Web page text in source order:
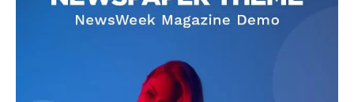
AIN NEWS 1